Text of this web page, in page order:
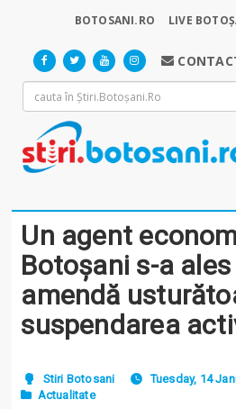
BOTOSANI.RO LIVE
Un agent
Botoșani s-a
amendă
suspendarea
Stiri Botosani
Tuesday, 14
Actualitate